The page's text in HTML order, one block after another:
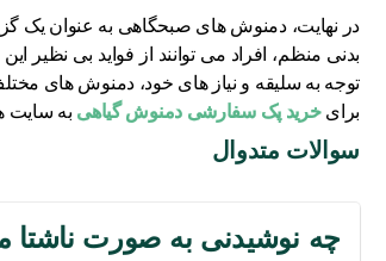
در نهایت، دمنوش ‌های صبحگاهی به عنوان یک
بدنی منظم، افراد می ‌توانند از فواید بی ‌نظیر
توجه به سلیقه و نیاز های خود، دمنوش‌ های
برایخرید پک سفارشی دمنوش گیاهی به سایت
سوالات متدوال
چه نوشیدنی به صورت